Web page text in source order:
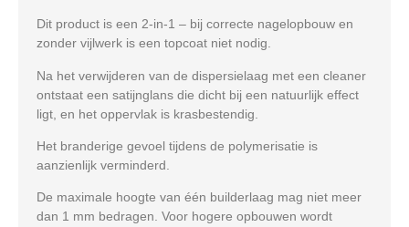
Dit product is een 2-in-1 – bij correcte nagelopbouw en
zonder vijlwerk is een topcoat niet nodig.
Na het verwijderen van de dispersielaag met een cleaner
ontstaat een satijnglans die dicht bij een natuurlijk effect
ligt, en het oppervlak is krasbestendig.
Het branderige gevoel tijdens de polymerisatie is
aanzienlijk verminderd.
De maximale hoogte van één builderlaag mag niet meer
dan 1 mm bedragen. Voor hogere opbouwen wordt